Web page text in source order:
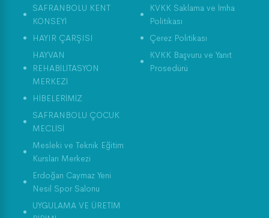
SAFRANBOLU KENT
KONSEYİ
HAYIR ÇARŞISI
HAYVAN
REHABİLİTASYON
MERKEZİ
HİBELERİMİZ
SAFRANBOLU ÇOCUK
MECLİSİ
Mesleki ve Teknik Eğitim
Kursları Merkezi
Erdoğan Caymaz Yeni
Nesil Spor Salonu
UYGULAMA VE ÜRETİM
KVKK Saklama ve İmha
Politikası
Çerez Politikası
KVKK Başvuru ve Yanıt
Prosedürü